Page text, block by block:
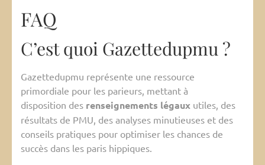
FAQ
C’est quoi Gazettedupmu ?
Gazettedupmu représente une ressource
primordiale pour les parieurs, mettant à
disposition des renseignements légaux utiles, des
résultats de PMU, des analyses minutieuses et des
conseils pratiques pour optimiser les chances de
succès dans les paris hippiques.